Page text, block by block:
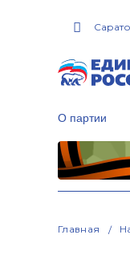
О партии
Главная